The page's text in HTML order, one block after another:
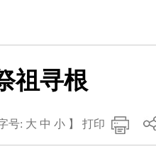
祖寻根
号: 大 中 小 】 打印